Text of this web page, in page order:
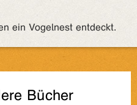
ein Vogelnest entdeckt.
Bücher